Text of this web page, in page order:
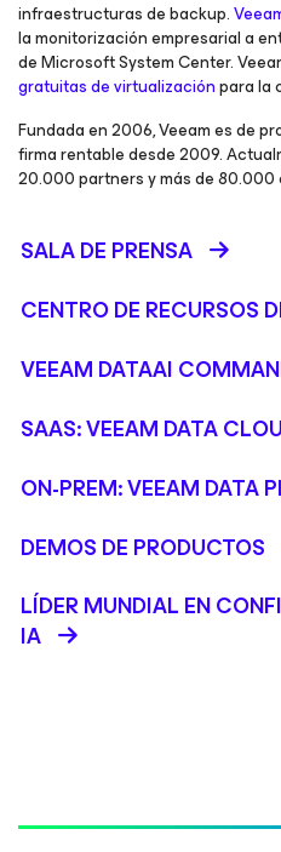
infraestructuras de backup.
la monitorización empresarial a
de Microsoft System Center.
gratuitas de virtualizaciónpara la
Fundada en 2006, Veeam es de
firma rentable desde 2009.
20.000 partners y más de 80.000
SALA DE PRENSA
CENTRO DE RECURSOS
VEEAM DATAAI
SAAS: VEEAM DATA
ON-PREM: VEEAM DATA
DEMOS DE PRODUCTOS
LÍDER MUNDIAL EN
IA